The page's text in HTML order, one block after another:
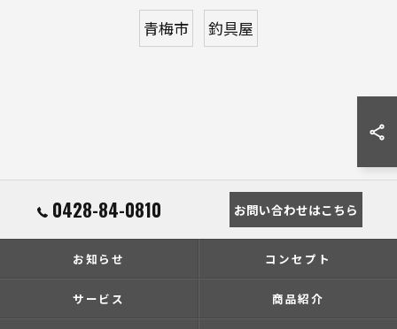
青梅市 釣具屋
0428-84-0810 お問い合わせはこちら
お知らせ コンセプト
サービス 商品紹介